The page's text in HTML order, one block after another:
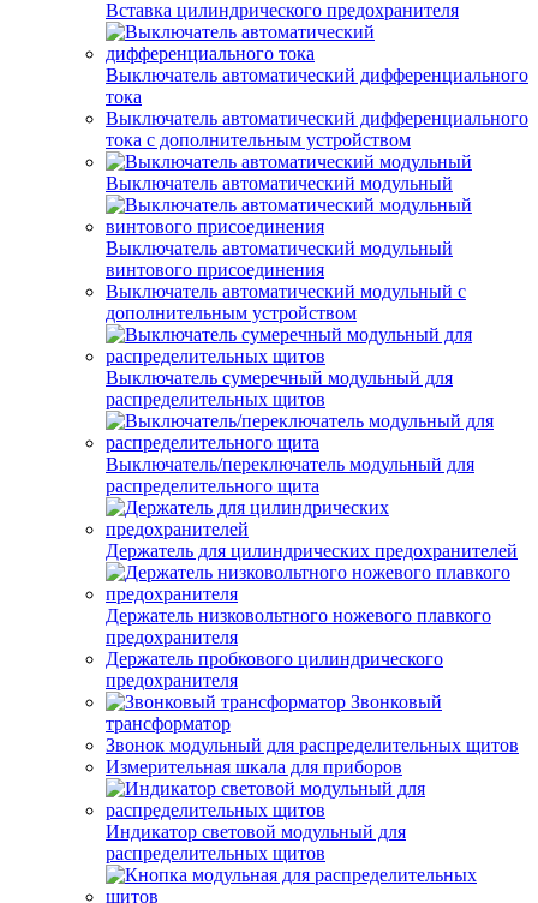
Вставка цилиндрического предохранителя
Выключатель автоматический дифференциального
тока
Выключатель автоматический дифференциального
тока с дополнительным устройством
Выключатель автоматический модульный
Выключатель автоматический модульный
винтового присоединения
Выключатель автоматический модульный с
дополнительным устройством
Выключатель сумеречный модульный для
распределительных щитов
Выключатель/переключатель модульный для
распределительного щита
Держатель для цилиндрических предохранителей
Держатель низковольтного ножевого плавкого
предохранителя
Держатель пробкового цилиндрического
предохранителя
Звонковый
трансформатор
Звонок модульный для распределительных щитов
Измерительная шкала для приборов
Индикатор световой модульный для
распределительных щитов